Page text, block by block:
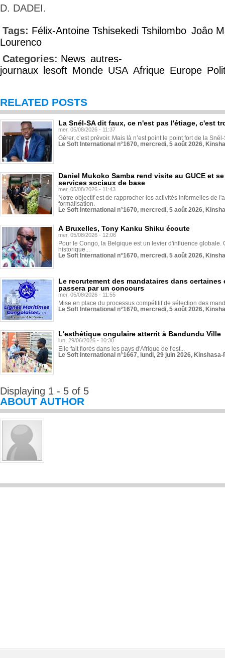
D. DADEI.
Tags: Félix-Antoine Tshisekedi Tshilombo Joâo
Lourenco
Categories: News autres-
journaux
lesoft Monde USA Afrique Europe
RELATED POSTS
La Snél-SA dit faux, ce n'est pas l'étiage, c'est
mer, 05/08/2026 - 11:37
Gérer, c’est prévoir. Mais là n’est point le point fort de la
Le Soft International n°1670, mercredi, 5 août 2026,
Daniel Mukoko Samba rend visite au GUCE et
services sociaux de base
mer, 05/08/2026 - 11:43
Notre objectif est de rapprocher les activités informelles de
formalisation.
Le Soft International n°1670, mercredi, 5 août 2026,
À Bruxelles, Tony Kanku Shiku écoute
mer, 05/08/2026 - 12:06
Pour le Congo, la Belgique est un levier d'influence globale.
historique...
Le Soft International n°1670, mercredi, 5 août 2026,
Le recrutement des mandataires dans
passera par un concours
mer, 05/08/2026 - 11:55
Mise en place du processus compétitif de sélection des
Le Soft International n°1670, mercredi, 5 août 2026,
L'esthétique ongulaire atterrit à Bandundu Ville
lun, 29/06/2026 - 10:30
Elle fait florès dans les pays d'Afrique de l'est...
Le Soft International n°1667, lundi, 29 juin 2026,
Displaying 1 - 5 of 5
ABOUT AUTHOR